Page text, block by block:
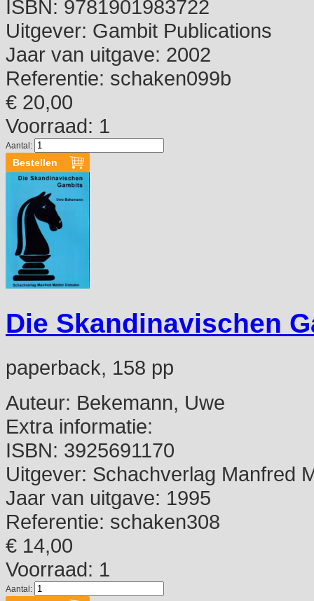
ISBN: 9781901983722
Uitgever: Gambit Publications
Jaar van uitgave: 2002
Referentie: schaken099b
€ 20,00
Voorraad: 1
Aantal:
Die Skandinavischen
paperback, 158 pp
Auteur: Bekemann, Uwe
Extra informatie:
ISBN: 3925691170
Uitgever: Schachverlag Manfred
Jaar van uitgave: 1995
Referentie: schaken308
€ 14,00
Voorraad: 1
Aantal: